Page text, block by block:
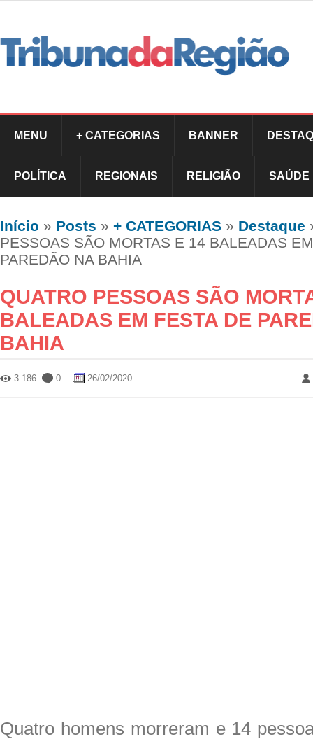
MENU + CATEGORIAS BANNER
POLÍTICA REGIONAIS RELIGIÃO SAÚDE
Início » Posts » + CATEGORIAS » Destaque
PESSOAS SÃO MORTAS E 14 BALEADAS
PAREDÃO NA BAHIA
QUATRO PESSOAS SÃO
BALEADAS EM FESTA DE
BAHIA
3.186 0 26/02/2020
Quatro homens morreram e 14